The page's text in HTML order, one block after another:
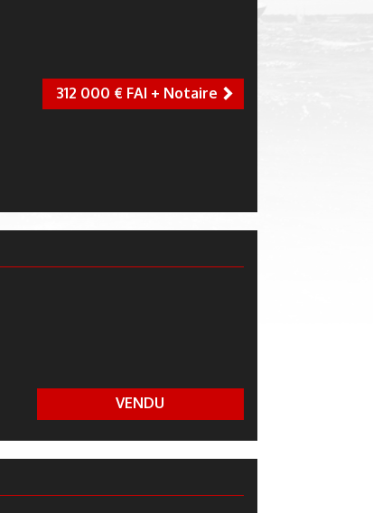
312 000 € FAI + Notaire next
VENDU
320 000 € FAI + Notaire